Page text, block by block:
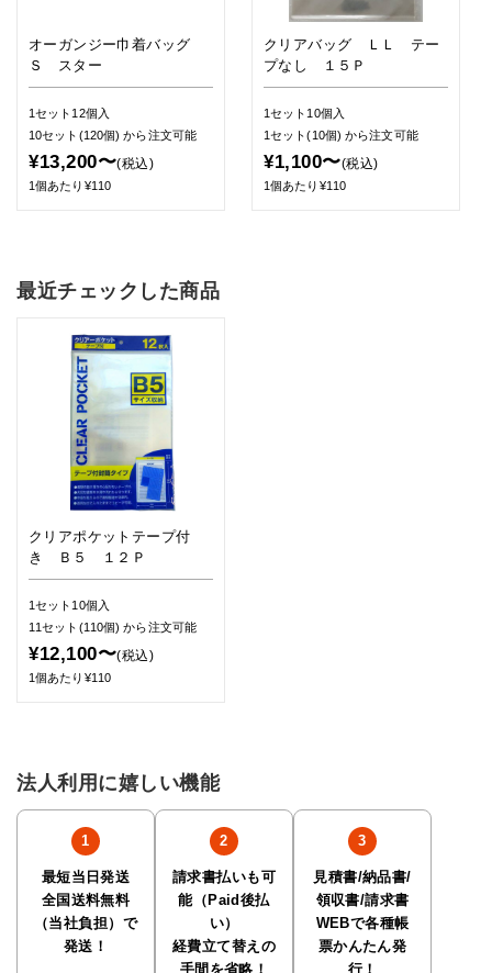
オーガンジー巾着バッグ
Ｓ スター
1セット12個入
10セット(120個)から注文可能
¥13,200〜(税込)
1個あたり¥110
クリアバッグ ＬＬ テー
プなし １５Ｐ
1セット10個入
1セット(10個)から注文可能
¥1,100〜(税込)
1個あたり¥110
最近チェックした商品
クリアポケットテープ付
き Ｂ５ １２Ｐ
1セット10個入
11セット(110個)から注文可能
¥12,100〜(税込)
1個あたり¥110
法人利用に嬉しい機能
最短当日発送
全国送料無料
（当社負担）で
発送！
請求書払いも可
能（Paid後払
い）
経費立て替えの
手間を省略！
見積書/納品書/
領収書/請求書
WEBで各種帳
票かんたん発
行！